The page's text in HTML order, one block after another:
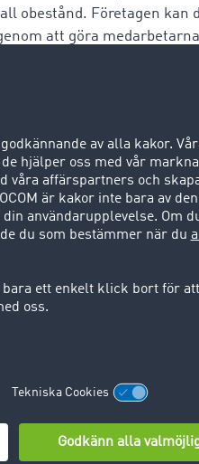
obestånd. Företagen kan
att göra
ska vara fast förankrat i
man förvänta att även
utgår från att
till 2025.
verkade hittar man
identiteter missbrukas.
data. Disponenter kan
och motarbeta sådana
för rutten. Detaljer
och chefen.
noggrannhet